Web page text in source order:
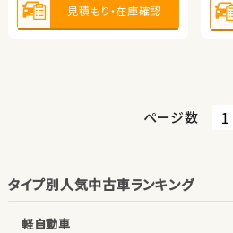
見積もり・在庫確認
排気 2,500cc 整備 法定整備付 排気
見積もり・在庫確認
ページ数
タイプ別人気中古車ランキング
軽自動車